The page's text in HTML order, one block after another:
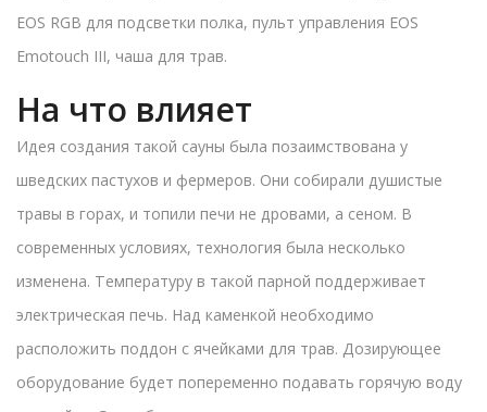
EOS RGB для подсветки полка, пульт управления EOS
Emotouch III, чаша для трав.
На что влияет
Идея создания такой сауны была позаимствована у
шведских пастухов и фермеров. Они собирали душистые
травы в горах, и топили печи не дровами, а сеном. В
современных условиях, технология была несколько
изменена. Температуру в такой парной поддерживает
электрическая печь. Над каменкой необходимо
расположить поддон с ячейками для трав. Дозирующее
оборудование будет попеременно подавать горячую воду